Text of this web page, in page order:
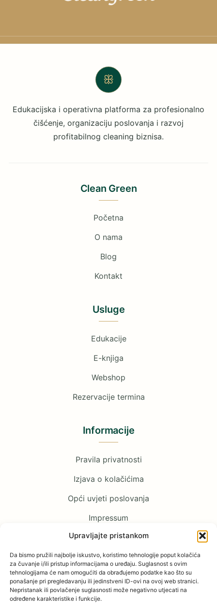
Upravljajte pristankom
Da bismo pružili najbolje iskustvo, koristimo tehnologije poput kolačića
za čuvanje i/ili pristup informacijama o uređaju. Suglasnost s ovim
tehnologijama će nam omogućiti da obrađujemo podatke kao što su
ponašanje pri pregledavanju ili jedinstveni ID-ovi na ovoj web stranici.
Nepristanak ili povlačenje suglasnosti može negativno utjecati na
određene karakteristike i funkcije.
ꕥ
Edukacijska i operativna platforma za profesionalno
čišćenje, organizaciju poslovanja i razvoj
profitabilnog cleaning biznisa.
Clean Green
Početna
O nama
Blog
Kontakt
Usluge
Edukacije
E-knjiga
Webshop
Rezervacije termina
Informacije
Pravila privatnosti
Izjava o kolačićima
Opći uvjeti poslovanja
Impressum
Pratite nas
Facebook
YouTube